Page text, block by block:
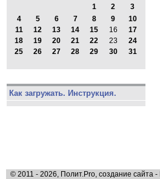
1
2
3
4
5 6 7 8 9
10
11
12 13 14 15 16
17
18
19 20 21 22 23
24
25
26 27 28 29 30 31
Как загружать. Инструкция.
© 2011 - 2026, Полит.Pro, создание сайта -